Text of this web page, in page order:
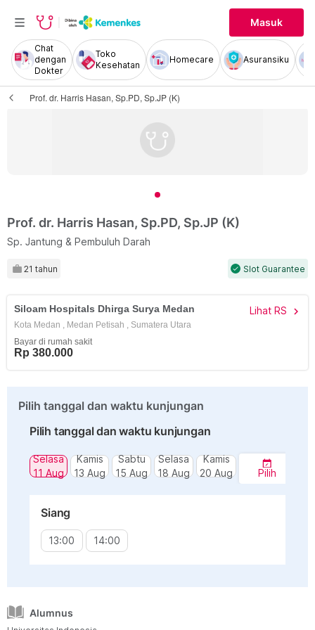
Masuk
Chat
dengan
Dokter
Toko
Kesehatan
Homecare Asuransiku
Prof. dr. Harris Hasan, Sp.PD, Sp.JP (K)
Prof. dr. Harris Hasan, Sp.PD, Sp.JP (K)
Sp. Jantung & Pembuluh Darah
21 tahun check Slot Guarantee
Siloam Hospitals Dhirga Surya Medan Lihat RS chevron_right
Kota Medan , Medan Petisah , Sumatera Utara
Bayar di rumah sakit
Rp 380.000
Pilih tanggal dan waktu kunjungan
Pilih tanggal dan waktu kunjungan
Selasa
11 Aug
Kamis
13 Aug
Sabtu
15 Aug
Selasa
18 Aug
Kamis
20 Aug
Pilih
Siang
13:00 14:00
Alumnus